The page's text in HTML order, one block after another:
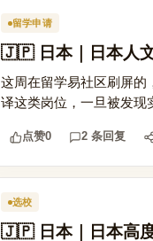
留学申请
🇯🇵 日本｜日本人
这周在留学易社区刷屏
译这类岗位，一旦被发现
点赞0 2 条回复
选校
🇯🇵 日本｜日本高